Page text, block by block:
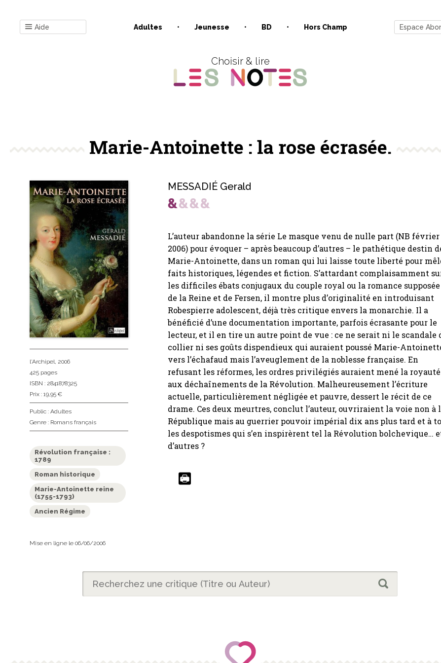
Aide Adultes Jeunesse BD Hors Champ Espace
Choisir & lire
Marie-Antoinette : la rose écrasée.
MESSADIÉ Gerald
L’auteur abandonne la série Le masque venu de nulle part (NB février
2006) pour évoquer – après beaucoup d’autres – le pathétique destin
Marie-Antoinette, dans un roman qui lui laisse toute liberté pour
faits historiques, légendes et fiction. S’attardant complaisamment
les difficiles ébats conjugaux du couple royal ou la romance supposée
de la Reine et de Fersen, il montre plus d’originalité en introduisant
Robespierre adolescent, déjà très critique envers la monarchie. Il a
bénéficié d’une documentation importante, parfois écrasante pour le
lecteur, et il en tire un autre point de vue : ce ne serait ni le scandale
collier ni ses goûts dispendieux qui auraient poussé Marie-
vers l’échafaud mais l’aveuglement de la noblesse française. En
refusant les réformes, les ordres privilégiés auraient mené la royauté
aux déchaînements de la Révolution. Malheureusement l’écriture
actuelle, particulièrement négligée et pauvre, dessert le récit de ce
drame. Ces deux meurtres, conclut l’auteur, ouvriraient la voie non à
République mais au guerrier pouvoir impérial dix ans plus tard et à
les despotismes qui s’en inspirèrent tel la Révolution bolchevique…
d’autres ?
l'Archipel , 2006
425 pages
ISBN : 2841878325
Prix : 19,95 €
Public : Adultes
Genre : Romans français
Révolution française :
1789
Roman historique
Marie-Antoinette reine
(1755-1793)
Ancien Régime
Mise en ligne le 06/06/2006